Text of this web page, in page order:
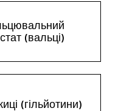
(вальці)
(гільйотини)